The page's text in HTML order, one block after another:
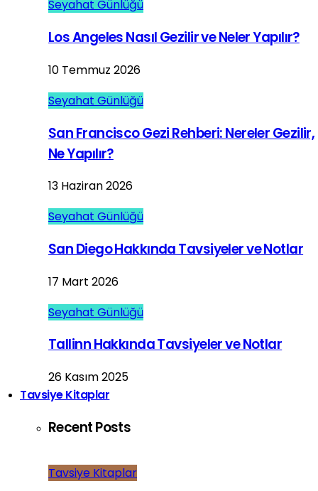
Seyahat Günlüğü
Los Angeles Nasıl Gezilir ve Neler Yapılır?
10 Temmuz 2026
Seyahat Günlüğü
San Francisco Gezi Rehberi: Nereler Gezilir,
Ne Yapılır?
13 Haziran 2026
Seyahat Günlüğü
San Diego Hakkında Tavsiyeler ve Notlar
17 Mart 2026
Seyahat Günlüğü
Tallinn Hakkında Tavsiyeler ve Notlar
26 Kasım 2025
Tavsiye Kitaplar
Recent Posts
Tavsiye Kitaplar